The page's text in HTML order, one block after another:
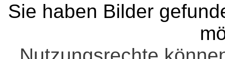
Sie haben Bilder